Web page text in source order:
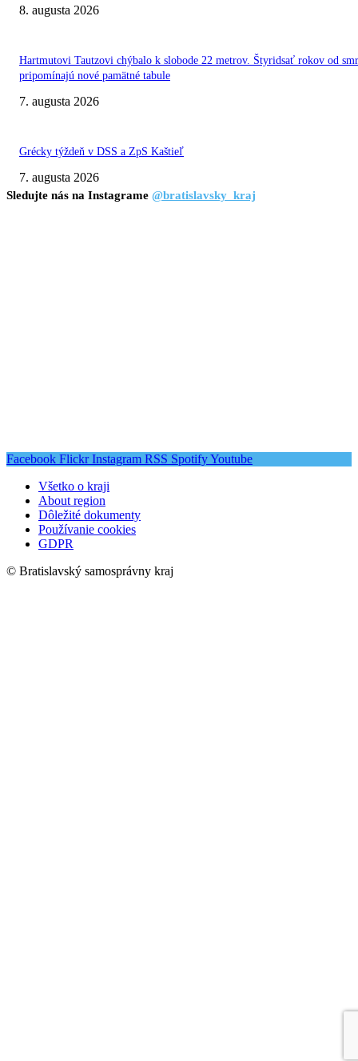
8. augusta 2026
Hartmutovi Tautzovi chýbalo k slobode 22 metrov. Štyridsať rokov od
pripomínajú nové pamätné tabule
7. augusta 2026
Grécky týždeň v DSS a ZpS Kaštieľ
7. augusta 2026
Sledujte nás na Instagrame @bratislavsky_kraj
Facebook Flickr Instagram RSS SpotifyYoutube
Všetko o kraji
About region
Dôležité dokumenty
Používanie cookies
GDPR
© Bratislavský samosprávny kraj